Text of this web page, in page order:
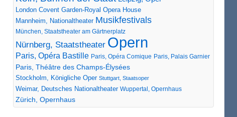
London Covent Garden-Royal Opera House
Mannheim, Nationaltheater Musikfestivals
München, Staatstheater am Gärtnerplatz
Nürnberg, Staatstheater Opern
Paris, Opéra Bastille Paris, Opéra Comique Paris, Palais Garnier
Paris, Théâtre des Champs-Élysées
Stockholm, Königliche Oper Stuttgart, Staatsoper
Weimar, Deutsches Nationaltheater Wuppertal, Opernhaus
Zürich, Opernhaus